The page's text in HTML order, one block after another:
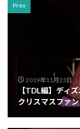
Prev
2019年11月23日
【TDL編】ディ
クリスマスファ